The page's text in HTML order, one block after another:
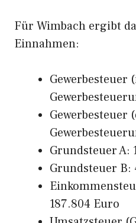
Für Wimbach ergibt
Einnahmen:
Gewerbesteuer
Gewerbesteuer
Grundsteuer A:
Grundsteuer B:
187.804 Euro